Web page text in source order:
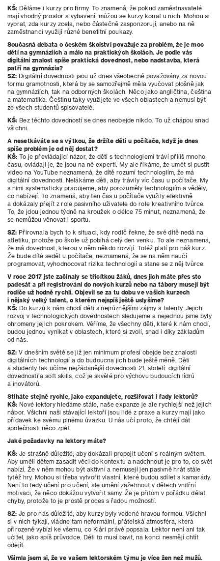
KŠ: Děláme i kurzy pro firmy. To znamená, že pokud zaměstnavatelé
mají vhodný prostor a vybavení, můžou se kurzy konat unich. Mohou si
vybrat, zda kurzy zcela, nebo částečně zasponzorují, anebo na ně
zaměstnanci využijí různé benefitní poukazy.
Současná debata o českém školství považuje za problém, že je moc
dětí na gymnáziích a málo na praktických školách. Je podle vás
digitální znalost spíše praktická dovednost, nebo nadstavba, která
patří na gymnázia?
SZ: Digitální dovednosti jsou už dnes všeobecně považovány za novou
formu gramotnosti, která by se samozřejmě měla vyučovat plošně jak
na gymnáziích, tak na odborných školách. Něco jako angličtina, čeština
a matematika. Češtinu taky využijete ve všech oblastech a nemusí být
ze všech studentů spisovatelé.
KŠ: Bez těchto dovedností se dnes neobejde nikdo. To už chápou snad
všichni.
A nesetkáváte se s výtkou, že držíte děti u počítače, když je dnes
spíše problém je od něj dostat?
KŠ: To je převládající názor, že děti s technologiemi tráví příliš mnoho
času, ovládají je, že jsou na ně experti. My ale říkáme, že umět si pustit
video na YouTube neznamená, že dítě rozumí technologiím, že má
digitální dovednosti. Nelákáme děti, aby trávily víc času u počítače. My
s nimi systematicky pracujeme, aby porozuměly technologiím a věděly,
co nabízejí. To znamená, aby ten čas u počítače využily efektivně
a dokázaly přejít z role pasivního uživatele do role kreativního tvůrce.
To, že jdou jednou týdně na kroužek o délce 75 minut, neznamená, že
se nemůžou věnovat i sportu.
SZ: Přirovnala bych to k situaci, kdy rodič řekne, že své dítě nedá na
atletiku, protože po škole už pobíhá celý den venku. To ale neznamená,
že má dovednost, kterou v něm někdo rozvíjí. Totéž platí pro náš kurz.
Že bude dítě sedět u počítače, neznamená, že se na něm naučí
programovat, vyhodnocovat rizika technologií a stane se z něj tvůrce.
V roce 2017 jste začínaly se třicítkou žáků, dnes jich máte přes sto
padesát a při registrování do nových kurzů nebo na tábory musejí být
rodiče už hodně rychlí. Objevil se za tu dobu ve vašich kurzech
i nějaký velký talent, o kterém nejspíš ještě uslyšíme?
KŠ: Do kurzů k nám chodí děti s nejrůznějšími zájmy a talenty. Jejich
rozvoj v technologických dovednostech sledujeme a nejednou jsme byly
ohromeny jejich pokrokem. Věříme, že všechny děti, které k nám chodí,
budou jednou vynikat v oblastech, které si zvolí, snad i díky základům
od nás.
SZ:V dnešním světě se již jen minimum profesí obejde bez znalosti
digitálních technologií a do budoucna jich bude ještě méně. Děti
a studenty tak učíme nejžádanější dovednosti 21. století: digitální
dovednostia soft skills, což je skvělé pro výchovu budoucích lídrů
a inovátorů.
Stíháte stejně rychle, jako expandujete, rozšiřovat i řady lektorů?
KŠ: Nové lektory hledáme stále, naše expanze je ale rychlejší než jejich
nábor. Všichni naši stávající lektoři jsou lidé z praxe a kurzy mají jako
přídavek ke svému plnému úvazku. U nás učí proto, že chtějí dát
společnosti něco zpět.
Jaké požadavky na lektory máte?
KŠ: Je strašně důležité, aby dokázali propojit učení s reálným světem.
Aby uměli dětem zasadit věci do kontextu a nadchnout je pro to, co svět
nabízí. Že v něm mohou být aktivní a nemusejí jen pasivně hrát stále
tytéž hry. Mohou si třeba vytvořit vlastní, které budou sdílet s kamarády.
Není to tedy učení pro učení, ale umění zažehnout v dětech vnitřní
motivaci, že něco dokážou vytvořit samy. Že je přitom v pořádku dělat
chyby, protože to je prostě proces s řadou možností.
SZ: Je pro nás důležité, aby kurzy byly vedené hravou formou. Všichni
si v nich tykají, vládne tam neformální, přátelská atmosféra, která
přirozeně vybízí ke všemu, co Klári právě popsala. Lektor není ani tak
učitel, jako spíš průvodce. Děti to musí bavit, na konci nesmějí chtít
odejít.
Všimla jsem si, že ve vašem lektorském týmu je více žen než mužů.